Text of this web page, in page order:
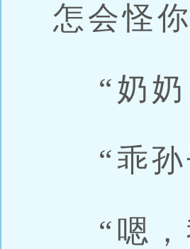
怎会怪
“奶奶
“乖孙
“嗯，